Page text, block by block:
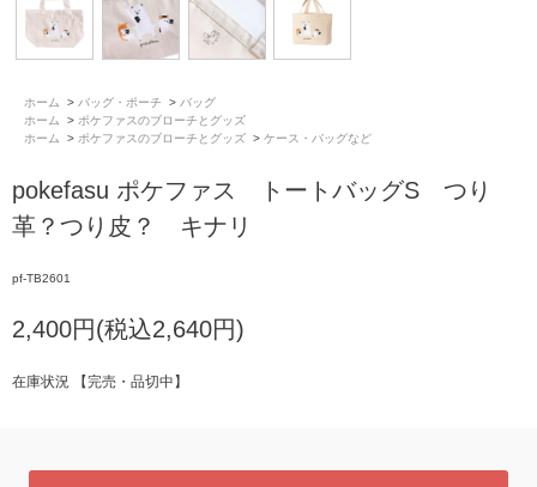
ホーム > バッグ・ポーチ > バッグ
ホーム
> ポケファスのブローチとグッズ
ホーム
> ポケファスのブローチとグッズ > ケース・バッグなど
pokefasu ポケファス トートバッグS つり
革？つり皮？ キナリ
pf-TB2601
2,400円(税込2,640円)
在庫状況 【完売・品切中】